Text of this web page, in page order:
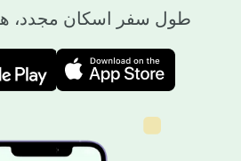
Image
طول سفر اسکان مجدد،
Image
Image